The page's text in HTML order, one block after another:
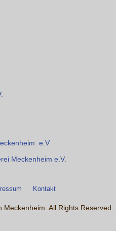
e.V.
Meckenheim e.V.
Kontakt
All Rights Reserved.